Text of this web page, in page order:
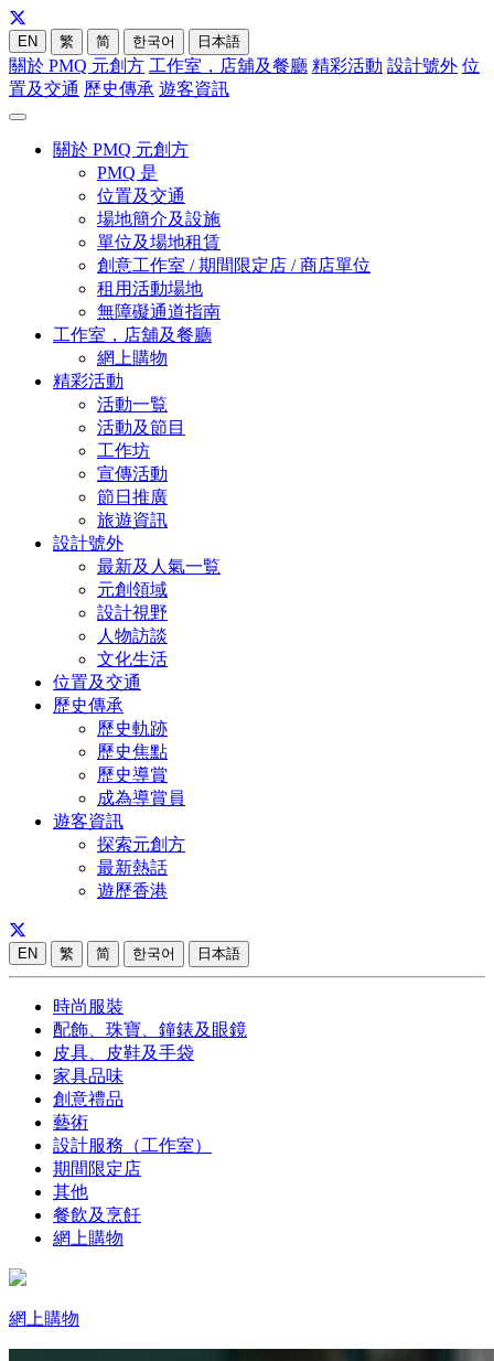
EN 繁 简 한국어 日本語
關於 PMQ 元創方 工作室，店舖及餐廳 精彩活動 設計號外 位
置及交通 歷史傳承 遊客資訊
關於 PMQ 元創方
PMQ 是
位置及交通
場地簡介及設施
單位及場地租賃
創意工作室 / 期間限定店 / 商店單位
租用活動場地
無障礙通道指南
工作室，店舖及餐廳
網上購物
精彩活動
活動一覧
活動及節目
工作坊
宣傳活動
節日推廣
旅遊資訊
設計號外
最新及人氣一覧
元創領域
設計視野
人物訪談
文化生活
位置及交通
歷史傳承
歷史軌跡
歷史焦點
歷史導賞
成為導賞員
遊客資訊
探索元創方
最新熱話
遊歷香港
EN 繁 简 한국어 日本語
時尚服裝
配飾、珠寶、鐘錶及眼鏡
皮具、皮鞋及手袋
家具品味
創意禮品
藝術
設計服務（工作室）
期間限定店
其他
餐飲及烹飪
網上購物
網上購物